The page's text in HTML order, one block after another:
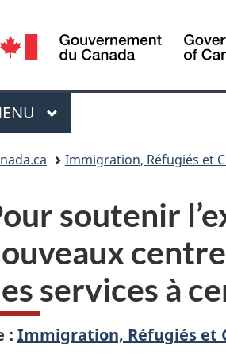
PRINCIPAL
Immigration, Réfugiés et
soutenir
services à
: Immigration, Réfugiés et